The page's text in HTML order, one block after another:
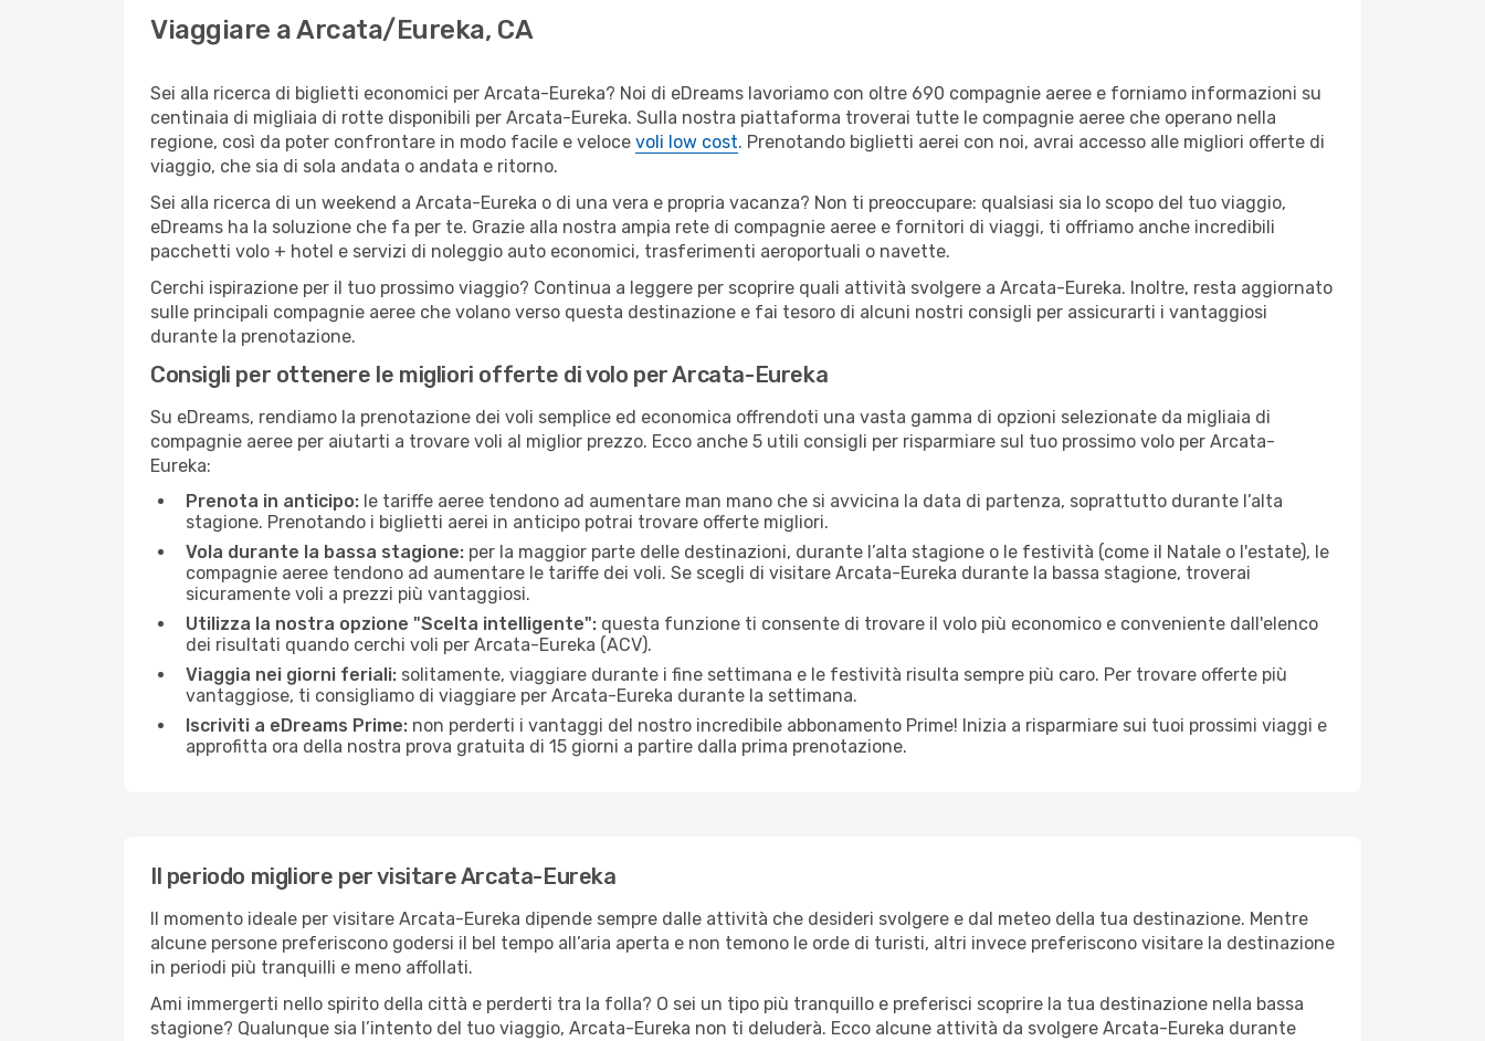
Viaggiare a Arcata/Eureka, CA
Sei alla ricerca di biglietti economici per Arcata-Eureka? Noi di eDreams lavoriamo con oltre 690 compagnie aeree e forniamo informazioni su
centinaia di migliaia di rotte disponibili per Arcata-Eureka. Sulla nostra piattaforma troverai tutte le compagnie aeree che operano nella
regione, così da poter confrontare in modo facile e veloce voli low cost. Prenotando biglietti aerei con noi, avrai accesso alle migliori offerte di
viaggio, che sia di sola andata o andata e ritorno.
Sei alla ricerca di un weekend a Arcata-Eureka o di una vera e propria vacanza? Non ti preoccupare: qualsiasi sia lo scopo del tuo viaggio,
eDreams ha la soluzione che fa per te. Grazie alla nostra ampia rete di compagnie aeree e fornitori di viaggi, ti offriamo anche incredibili
pacchetti volo + hotel e servizi di noleggio auto economici, trasferimenti aeroportuali o navette.
Cerchi ispirazione per il tuo prossimo viaggio? Continua a leggere per scoprire quali attività svolgere a Arcata-Eureka. Inoltre, resta aggiornato
sulle principali compagnie aeree che volano verso questa destinazione e fai tesoro di alcuni nostri consigli per assicurarti i vantaggiosi
durante la prenotazione.
Consigli per ottenere le migliori offerte di volo per Arcata-Eureka
Su eDreams, rendiamo la prenotazione dei voli semplice ed economica offrendoti una vasta gamma di opzioni selezionate da migliaia di
compagnie aeree per aiutarti a trovare voli al miglior prezzo. Ecco anche 5 utili consigli per risparmiare sul tuo prossimo volo per Arcata-
Eureka:
Prenota in anticipo: le tariffe aeree tendono ad aumentare man mano che si avvicina la data di partenza, soprattutto durante l’alta
stagione. Prenotando i biglietti aerei in anticipo potrai trovare offerte migliori.
Vola durante la bassa stagione: per la maggior parte delle destinazioni, durante l’alta stagione o le festività (come il Natale o l'estate), le
compagnie aeree tendono ad aumentare le tariffe dei voli. Se scegli di visitare Arcata-Eureka durante la bassa stagione, troverai
sicuramente voli a prezzi più vantaggiosi.
Utilizza la nostra opzione "Scelta intelligente": questa funzione ti consente di trovare il volo più economico e conveniente dall'elenco
dei risultati quando cerchi voli per Arcata-Eureka (ACV).
Viaggia nei giorni feriali: solitamente, viaggiare durante i fine settimana e le festività risulta sempre più caro. Per trovare offerte più
vantaggiose, ti consigliamo di viaggiare per Arcata-Eureka durante la settimana.
Iscriviti a eDreams Prime: non perderti i vantaggi del nostro incredibile abbonamento Prime! Inizia a risparmiare sui tuoi prossimi viaggi e
approfitta ora della nostra prova gratuita di 15 giorni a partire dalla prima prenotazione.
Il periodo migliore per visitare Arcata-Eureka
Il momento ideale per visitare Arcata-Eureka dipende sempre dalle attività che desideri svolgere e dal meteo della tua destinazione. Mentre
alcune persone preferiscono godersi il bel tempo all’aria aperta e non temono le orde di turisti, altri invece preferiscono visitare la destinazione
in periodi più tranquilli e meno affollati.
Ami immergerti nello spirito della città e perderti tra la folla? O sei un tipo più tranquillo e preferisci scoprire la tua destinazione nella bassa
stagione? Qualunque sia l’intento del tuo viaggio, Arcata-Eureka non ti deluderà. Ecco alcune attività da svolgere Arcata-Eureka durante